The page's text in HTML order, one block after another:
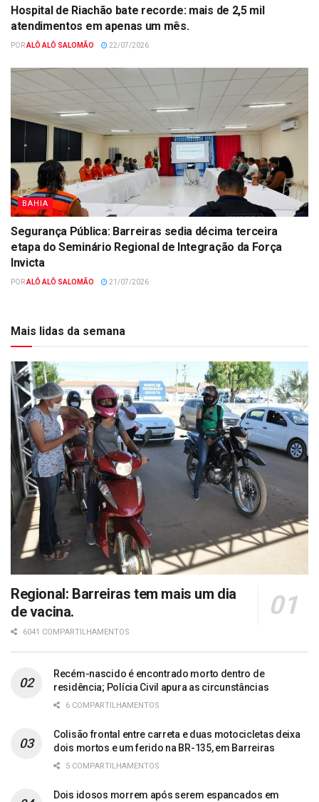
Hospital de Riachão bate recorde: mais de 2,5 mil
atendimentos em apenas um mês.
PORALÔ ALÔ SALOMÃO 22/07/2026
BAHIA
Segurança Pública: Barreiras sedia décima terceira
etapa do Seminário Regional de Integração da Força
Invicta
PORALÔ ALÔ SALOMÃO 21/07/2026
Mais lidas da semana
Regional: Barreiras tem mais um dia
de vacina.
6041 COMPARTILHAMENTOS
Recém-nascido é encontrado morto dentro de
residência; Polícia Civil apura as circunstâncias
6 COMPARTILHAMENTOS
Colisão frontal entre carreta e duas motocicletas deixa
dois mortos e um ferido na BR-135, em Barreiras
5 COMPARTILHAMENTOS
Dois idosos morrem após serem espancados em